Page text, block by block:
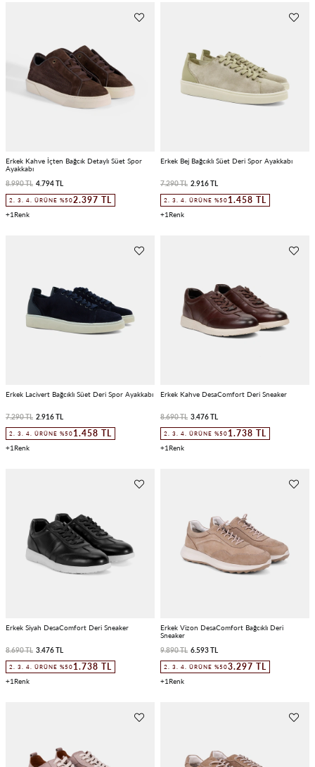
Erkek Kahve İçten Bağcık Detaylı Süet Spor
Ayakkabı
4.794 TL
8.990 TL
2. 3. 4. ÜRÜNE %502.397 TL
1
Erkek Bej Bağcıklı Süet Deri Spor Ayakkabı
2.916 TL
7.290 TL
2. 3. 4. ÜRÜNE %50 1.458 TL
1
Erkek Lacivert Bağcıklı Süet Deri Spor Ayakkabı
2.916 TL
7.290 TL
2. 3. 4. ÜRÜNE %50 1.458 TL
1
Erkek Kahve DesaComfort Deri Sneaker
3.476 TL
8.690 TL
2. 3. 4. ÜRÜNE %50 1.738 TL
1
Erkek Siyah DesaComfort Deri Sneaker
3.476 TL
8.690 TL
2. 3. 4. ÜRÜNE %50 1.738 TL
1
Erkek Vizon DesaComfort Bağcıklı Deri
Sneaker
6.593 TL
9.890 TL
2. 3. 4. ÜRÜNE %503.297 TL
1